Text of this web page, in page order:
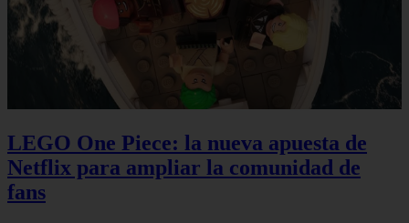
LEGO One Piece: la nueva apuesta de
Netflix para ampliar la comunidad de
fans